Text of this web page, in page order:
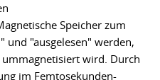
Speicher zum
und "ausgelesen" werden,
wird. Durch
im Femtosekunden-